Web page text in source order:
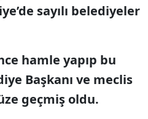
Niğde
Rize
Sakarya
sayılı belediyeler
hamle yapıp bu
Başkanı ve meclis
geçmiş oldu.